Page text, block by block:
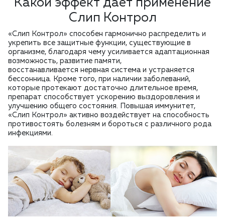
Какой эффект дает применение
Слип Контрол
«Слип Контрол» способен гармонично распределить и
укрепить все защитные функции, существующие в
организме, благодаря чему усиливается адаптационная
возможность, развитие памяти,
восстанавливается нервная система и устраняется
бессонница. Кроме того, при наличии заболеваний,
которые протекают достаточно длительное время,
препарат способствует ускорению выздоровления и
улучшению общего состояния. Повышая иммунитет,
«Слип Контрол» активно воздействует на способность
противостоять болезням и бороться с различного рода
инфекциями.